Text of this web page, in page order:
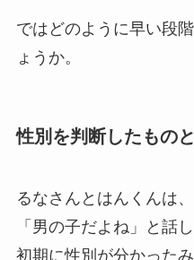
ではどのように早い段
ょうか。
性別を判断したもの
るなさんとはんくんは
「男の子だよね」と話
初期に性別が分かったみ